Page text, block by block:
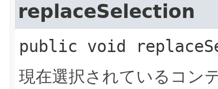
replaceSelection
public void
現在選択されているコン